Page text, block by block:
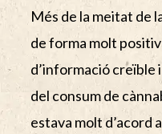
Més de la meitat de
de forma molt
d’informació creïble
del consum de
estava molt d’acord